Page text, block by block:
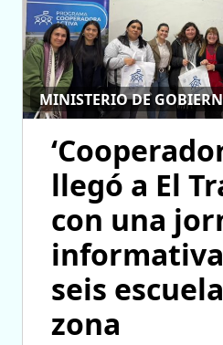
MINISTERIO DE
llegó a El
con una
seis
zona